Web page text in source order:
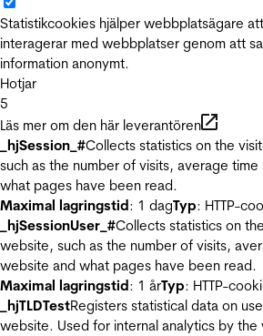
Statistikcookies hjälper webbplatsägare
interagerar med webbplatser genom att
information anonymt.
Hotjar
5
Läs mer om den här leverantören
_hjSession_#Collects statistics on the
such as the number of visits, average
what pages have been read.
Maximal lagringstid: 1 dagTyp: HTTP-
_hjSessionUser_#Collects statistics on
website, such as the number of visits,
website and what pages have been read.
Maximal lagringstid: 1 årTyp: HTTP-
_hjTLDTestRegisters statistical data on
website. Used for internal analytics by